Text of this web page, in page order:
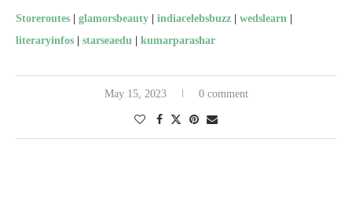
Storeroutes glamorsbeauty indiacelebsbuzz wedslearn
literaryinfos
starseaedu kumarparashar
May 15, 2023 0 comment